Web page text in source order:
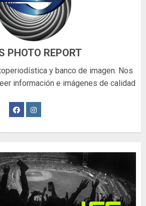
PHOTO REPORT
y banco de imagen. Nos
información e imágenes de calidad